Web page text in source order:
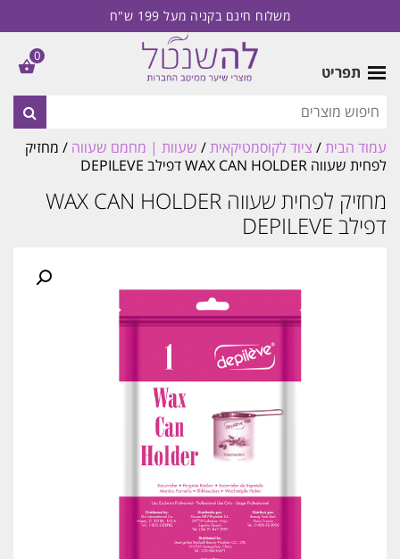
משלוח חינם בקניה מעל 199 ש"ח
תפריט
עמוד הבית/ ציוד לקוסמטיקאית/ שעוות | מחמם שעווה / מחזיק
לפחית שעווה WAX CAN HOLDER דפילב DEPILEVE
מחזיק לפחית שעווה WAX CAN HOLDER
דפילב DEPILEVE
0